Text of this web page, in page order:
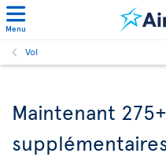
Menu
Vol
Maintenant